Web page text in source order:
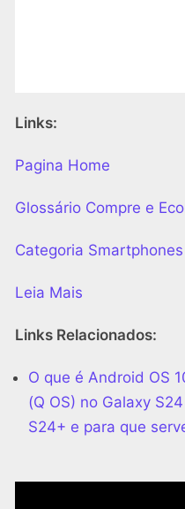
Links:
Pagina Home
Glossário Compre e
Categoria Smartphones
Leia Mais
Links Relacionados:
O que é Android OS
(Q OS) no Galaxy S24 |
S24+ e para que